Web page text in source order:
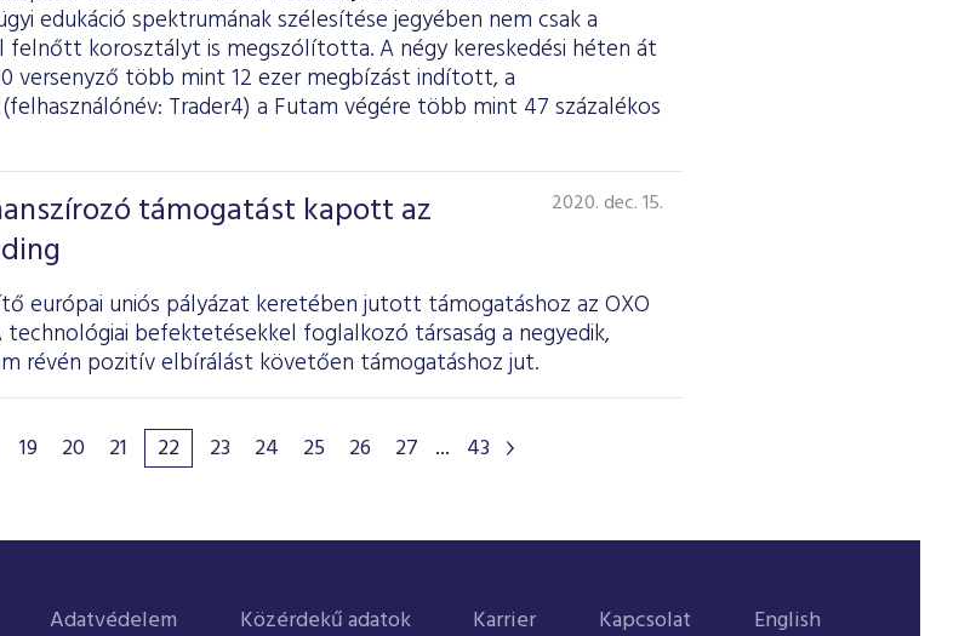
edukáció spektrumának szélesítése jegyében nem csak a
felnőtt korosztályt is megszólította. A négy kereskedési héten át
versenyző több mint 12 ezer megbízást indított, a
Trader4) a Futam végére több mint 47 százalékos
támogatást kapott az
2020. dec. 15.
európai uniós pályázat keretében jutott támogatáshoz az OXO
befektetésekkel foglalkozó társaság a negyedik,
révén pozitív elbírálást követően támogatáshoz jut.
19 20 21 22 23 24 25 26 27 ... 43
Adatvédelem Közérdekű adatok Karrier Kapcsolat English